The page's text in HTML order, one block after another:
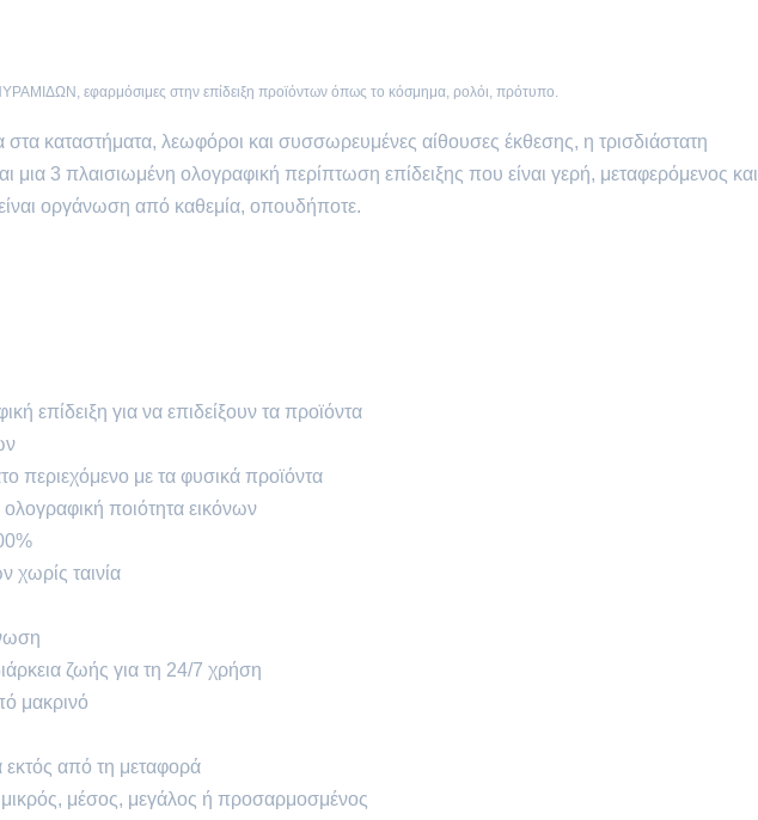
εφαρμόσιμες στην επίδειξη προϊόντων όπως το κόσμημα, ρολόι, πρότυπο.
στα καταστήματα, λεωφόροι και συσσωρευμένες αίθουσες έκθεσης, η τρισδιάστατη
μια 3 πλαισιωμένη ολογραφική περίπτωση επίδειξης που είναι γερή, μεταφερόμενος και
οργάνωση από καθεμία, οπουδήποτε.
επίδειξη για να επιδείξουν τα προϊόντα
περιεχόμενο με τα φυσικά προϊόντα
ποιότητα εικόνων
χωρίς ταινία
ζωής για τη 24/7 χρήση
μακρινό
από τη μεταφορά
μικρός, μέσος, μεγάλος ή προσαρμοσμένος